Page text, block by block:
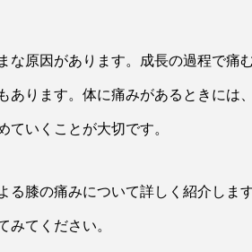
な原因があります。成長の過程で痛
あります。体に痛みがあるときには
ていくことが大切です。
る膝の痛みについて詳しく紹介しま
みてください。